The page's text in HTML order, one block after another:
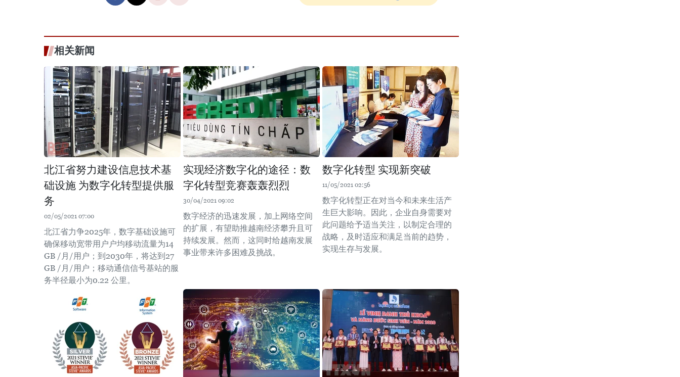
相关新闻
北江省努力建设信息技术基
础设施 为数字化转型提供服
务
02/05/2021 07:00
北江省力争2025年，数字基础设施可
确保移动宽带用户户均移动流量为14
GB /月/用户；到2030年，将达到27
GB /月/用户；移动通信信号基站的服
务半径最小为0.22 公里。
实现经济数字化的途径：数
字化转型竞赛轰轰烈烈
30/04/2021 09:02
数字经济的迅速发展，加上网络空间
的扩展，有望助推越南经济攀升且可
持续发展。然而，这同时给越南发展
事业带来许多困难及挑战。
数字化转型 实现新突破
11/05/2021 02:56
数字化转型正在对当今和未来生活产
生巨大影响。因此，企业自身需要对
此问题给予适当关注，以制定合理的
战略，及时适应和满足当前的趋势，
实现生存与发展。